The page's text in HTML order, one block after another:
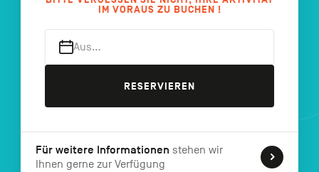
FR NL EN
IM VORAUS ZU BUCHEN !
Aus…
RESERVIEREN
Für weitere Informationen stehen wir
Ihnen gerne zur Verfügung